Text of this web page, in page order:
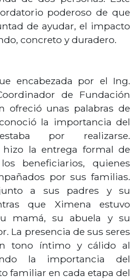
poderoso de que
de ayudar, el impacto
concreto y duradero.
encabezada por el Ing.
de Fundación
ofreció unas palabras de
la importancia del
por realizarse.
hizo la entrega formal de
beneficiarios, quienes
por sus familias.
a sus padres y su
que Ximena estuvo
mamá, su abuela y su
La presencia de sus seres
tono íntimo y cálido al
la importancia del
familiar en cada etapa del